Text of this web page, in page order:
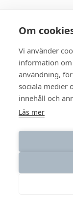
Om
Vi använder
information om
användning,
sociala medier
innehåll och
Läs mer
Följ oss: